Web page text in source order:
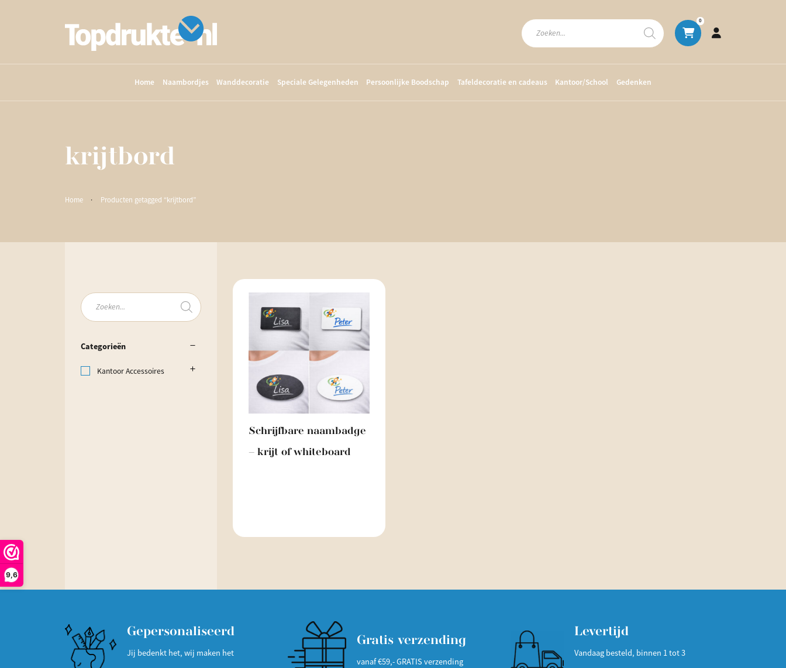
9,6
Producten
zoeken
0
Home Naambordjes Wanddecoratie Speciale Gelegenheden Persoonlijke Boodschap Tafeldecoratie en cadeaus Kantoor/School Gedenken
krijtbord
Home · Producten getagged “krijtbord”
Producten
zoeken
Categorieën
Kantoor Accessoires
Schrijfbare naambadge
– krijt of whiteboard
Gepersonaliseerd
Jij bedenkt het, wij maken het
Gratis verzending
vanaf €59,- GRATIS verzending
Levertijd
Vandaag besteld, binnen 1 tot 3